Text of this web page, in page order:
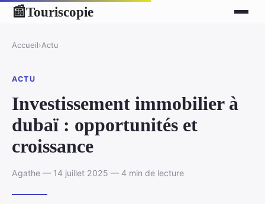
📰Touriscopie
Accueil›Actu
ACTU
Investissement immobilier à
dubaï : opportunités et
croissance
Agathe — 14 juillet 2025 — 4 min de lecture